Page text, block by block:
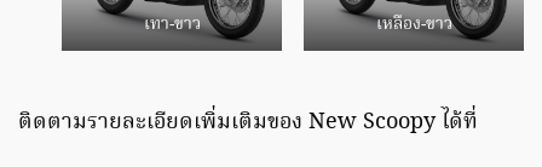
เทา-ขาว เหลือง-ขาว
ติดตามรายละเอียดเพิ่มเติมของ New Scoopy ได้ที่